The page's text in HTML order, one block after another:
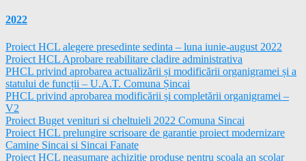
2022
Proiect HCL alegere presedinte sedinta – luna iunie-august 2022
Proiect HCL Aprobare reabilitare cladire administrativa
PHCL privind aprobarea actualizării și modificării organigramei și a
statului de funcții – U.A.T. Comuna Șincai
PHCL privind aprobarea modificării și completării organigramei –
V2
Proiect Buget venituri si cheltuieli 2022 Comuna Sincai
Proiect HCL prelungire scrisoare de garantie proiect modernizare
Camine Sincai si Sincai Fanate
Proiect HCL neasumare achizitie produse pentru scoala an scolar